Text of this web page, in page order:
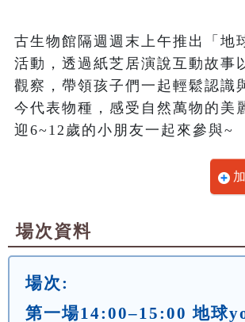
古生物館隔週週末上午推出「地
活動，透過紙芝居演說互動故事
觀察，帶領孩子們一起輕鬆認識
今代表物種，感受自然萬物的美
迎6~12歲的小朋友一起來參與~
場次資料
場次:
第一場14:00–15:00 地球